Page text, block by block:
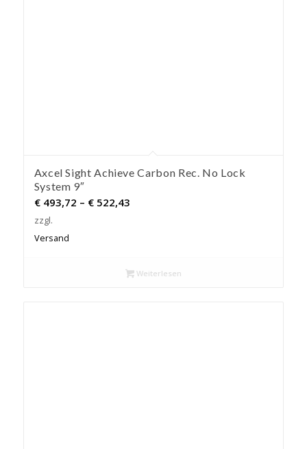
Axcel Sight Achieve Carbon Rec. No Lock
System 9″
€493,72 – €522,43Preisspanne:
zzgl.
Versand
Weiterlesen